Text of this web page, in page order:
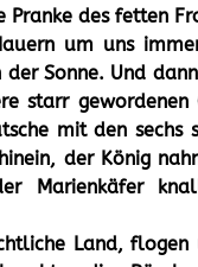
des fetten
um uns
Sonne. Und
starr gewordenen
mit den sechs
der König
Marienkäfer
Land, flogen